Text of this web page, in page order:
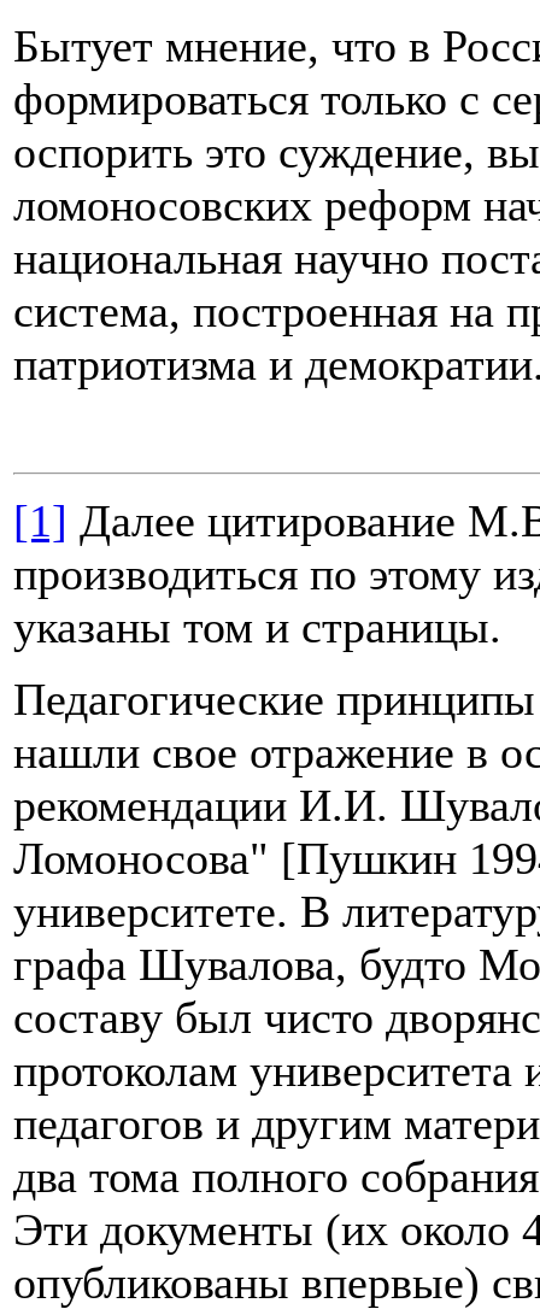
Бытует мнение, что в
формироваться только с
оспорить это суждение,
ломоносовских реформ
национальная научно
система, построенная на
патриотизма и
[1] Далее цитирование
производиться по этому
указаны том и страницы.
Педагогические
нашли свое отражение в
рекомендации И.И.
Ломоносова" [Пушкин
университете. В
графа Шувалова, будто
составу был чисто
протоколам
педагогов и другим
два тома полного
Эти документы (их около
опубликованы впервые)